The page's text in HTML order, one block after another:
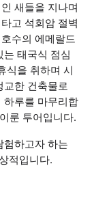
새들을 지나며
고 석회암 절벽
수의 에메랄드
태국식 점심
식을 취하며 시
교한 건축물로
하루를 마무리합
룬 투어입니다.
험하고자 하는
적입니다.